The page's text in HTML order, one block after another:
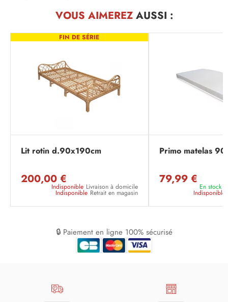
VOUS AIMEREZAUSSI :
FIN DE SÉRIE
Lit rotin d.90x190cm
200,00 €
Indisponible Livraison à domicile
Indisponible Retrait en magasin
Primo matelas
79,99 €
En stock
Indisponible
🔒 Paiement en ligne 100% sécurisé